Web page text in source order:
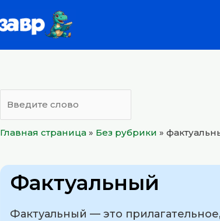
Главная страница » Без рубрики »
Фактуальный
Фактуальный — это